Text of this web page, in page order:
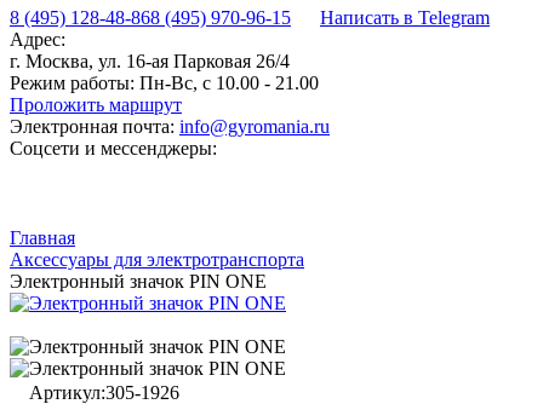
8 (495) 128-48-868 (495) 970-96-15
Написать в Telegram
Адрес:
г. Москва, ул. 16-ая Парковая 26/4
Режим работы: Пн-Вс, с 10.00 - 21.00
Проложить маршрут
Электронная почта: info@gyromania.ru
Соцсети и мессенджеры:
Главная
Аксессуары для электротранспорта
Электронный значок PIN ONE
Артикул:305-1926